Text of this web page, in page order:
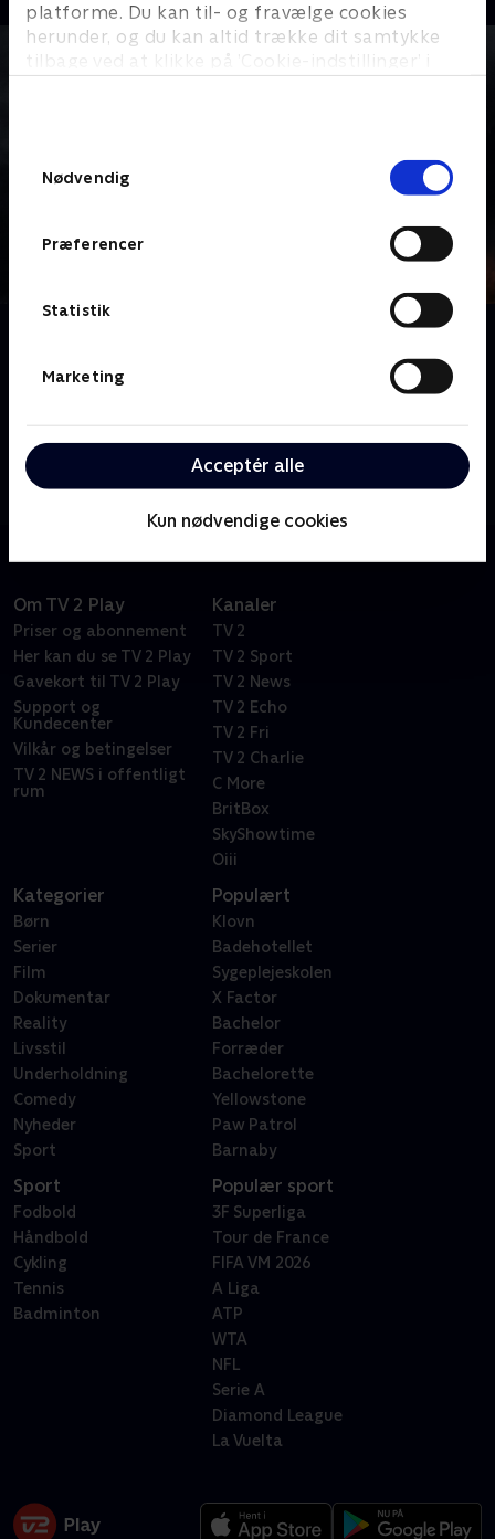
platforme. Du kan til- og fravælge cookies
herunder, og du kan altid trække dit samtykke
tilbage ved at klikke på ’Cookie-indstillinger’ i
Nødvendig
Præferencer
Statistik
Marketing
Acceptér alle
Kun nødvendige cookies
I Historiske forbrydelser ser vi på nogle af de mest
dramatiske kriminalsager i Nordjylland fortalt af de
efterforskningen. Serien går i dybden med selve
efterforskningsdelen og de involveredes jagt på de
afgørende beviser.
Om TV 2 Play
Priser og abonnement
Her kan du se TV 2 Play
Gavekort til TV 2 Play
Support og
Kundecenter
Vilkår og betingelser
TV 2 NEWS i offentligt
rum
Kanaler
TV 2
TV 2 Sport
TV 2 News
TV 2 Echo
TV 2 Fri
TV 2 Charlie
C More
BritBox
SkyShowtime
Oiii
Kategorier
Børn
Serier
Film
Dokumentar
Reality
Livsstil
Underholdning
Comedy
Nyheder
Sport
Populært
Klovn
Badehotellet
Sygeplejeskolen
X Factor
Bachelor
Forræder
Bachelorette
Yellowstone
Paw Patrol
Barnaby
Sport
Fodbold
Håndbold
Cykling
Tennis
Badminton
Populær sport
3F Superliga
Tour de France
FIFA VM 2026
A Liga
ATP
WTA
NFL
Serie A
Diamond League
La Vuelta